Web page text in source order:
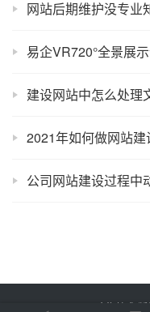
网站后期维护没专业
易企VR720°全景展
建设网站中怎么处理
2021年如何做网站建
公司网站建设过程中
Copyright © 2025 金海技术 版